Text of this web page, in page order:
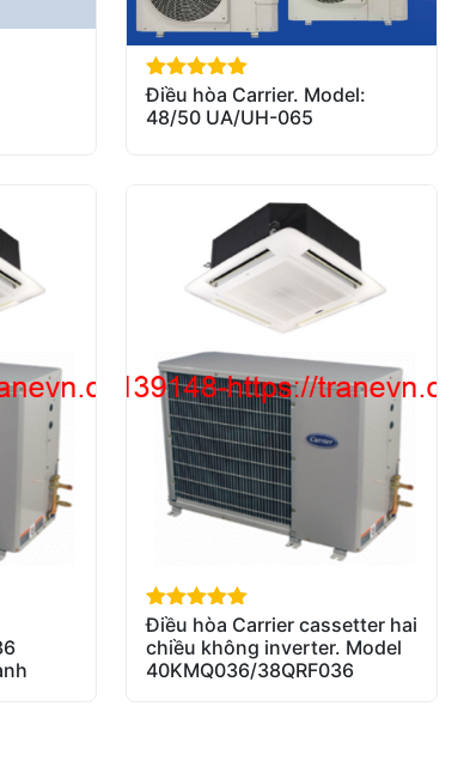
out of 5
Điều hòa Carrier. Model:
48/50 UA/UH-065
out of 5
Điều hòa Carrier cassetter hai
chiều không inverter. Model
40KMQ036/38QRF036